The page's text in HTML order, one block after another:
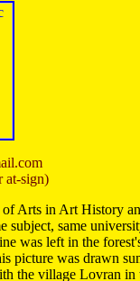
at-sign)
Arts in Art History
subject, same
was left in the
picture was drawn
the village Lovran in